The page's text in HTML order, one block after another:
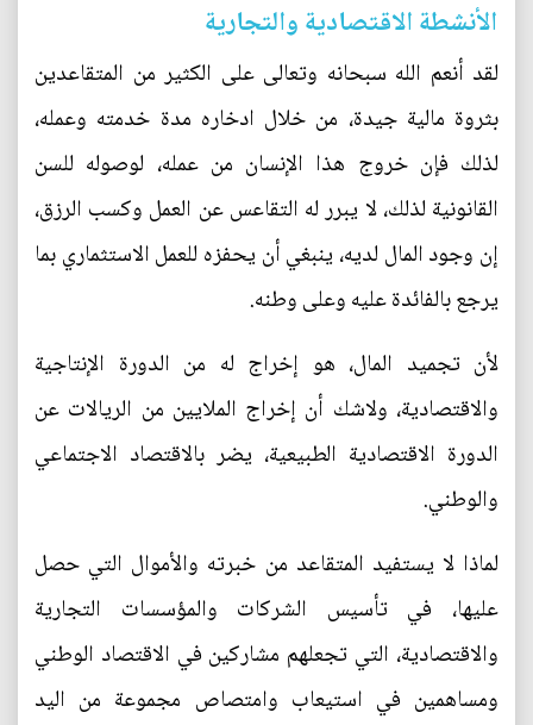
الأنشطة الاقتصادية والتجارية
لقد أنعم الله سبحانه وتعالى على الكثير من المتقاعدين
بثروة مالية جيدة، من خلال ادخاره مدة خدمته وعمله،
لذلك فإن خروج هذا الإنسان من عمله، لوصوله للسن
القانونية لذلك، لا يبرر له التقاعس عن العمل وكسب الرزق،
إن وجود المال لديه، ينبغي أن يحفزه للعمل الاستثماري بما
يرجع بالفائدة عليه وعلى وطنه.
لأن تجميد المال، هو إخراج له من الدورة الإنتاجية
والاقتصادية، ولاشك أن إخراج الملايين من الريالات عن
الدورة الاقتصادية الطبيعية، يضر بالاقتصاد الاجتماعي
والوطني.
لماذا لا يستفيد المتقاعد من خبرته والأموال التي حصل
عليها، في تأسيس الشركات والمؤسسات التجارية
والاقتصادية، التي تجعلهم مشاركين في الاقتصاد الوطني
ومساهمين في استيعاب وامتصاص مجموعة من اليد